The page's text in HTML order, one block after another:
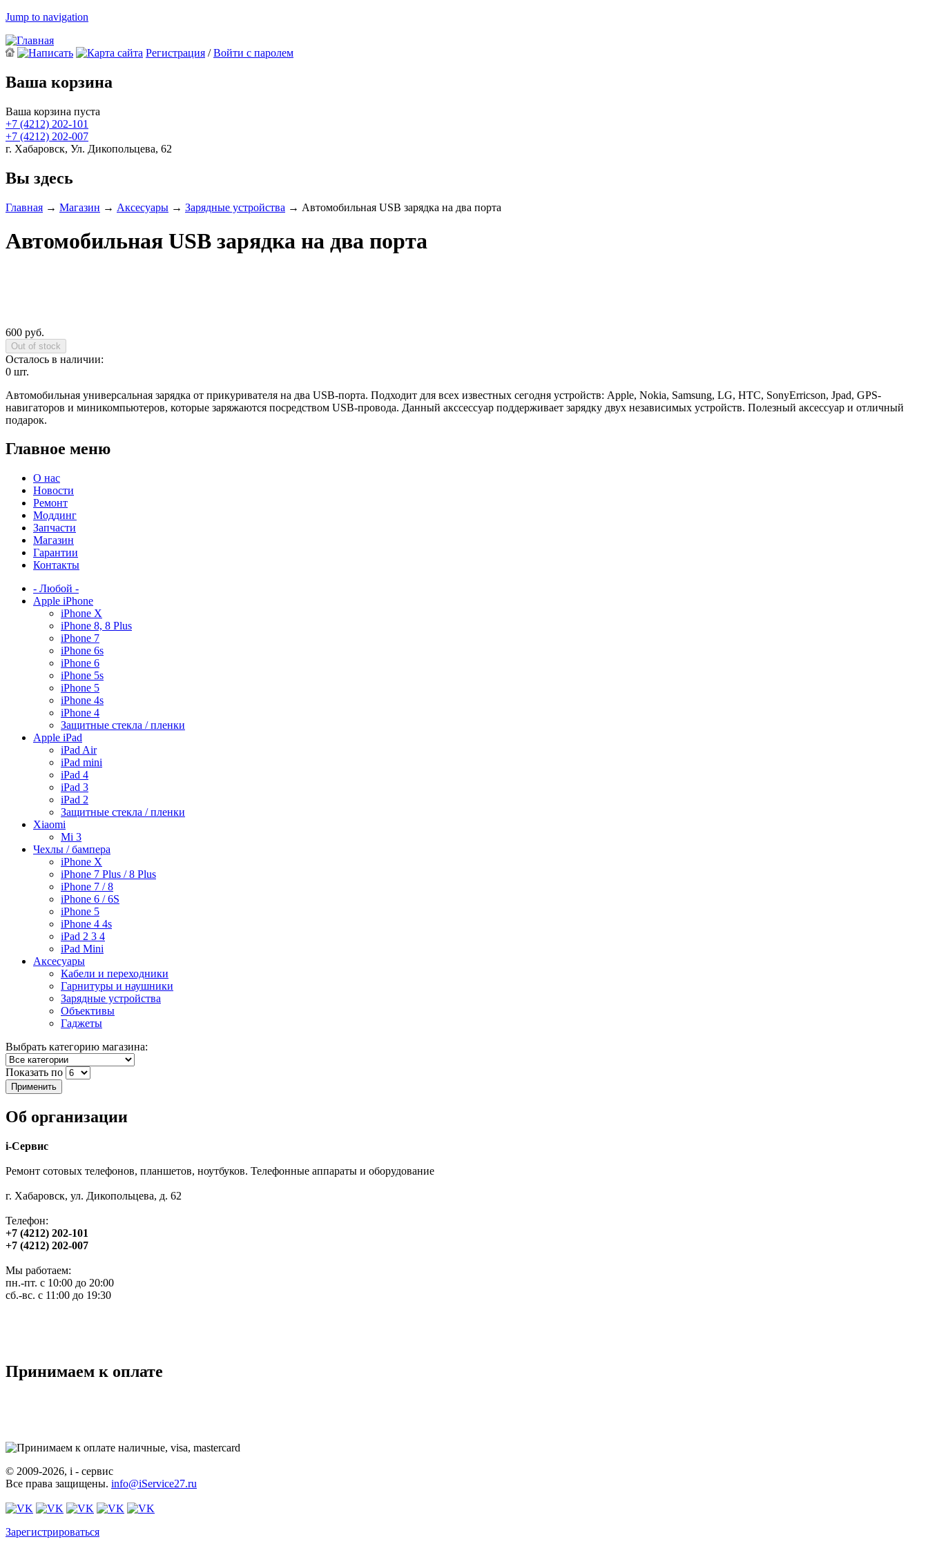
Jump to navigation
Регистрация /Войти с паролем
Ваша корзина
Ваша корзина пуста
+7 (4212) 202-101
+7 (4212) 202-007
г. Хабаровск, Ул. Дикопольцева, 62
Вы здесь
Главная → Магазин → Аксесуары → Зарядные устройства → Автомобильная USB зарядка на два порта
Автомобильная USB зарядка на два порта
600 руб.
Осталось в наличии:
0 шт.
Автомобильная универсальная зарядка от прикуривателя на два USB-порта. Подходит для всех известных сегодня устройств: Apple, Nokia, Samsung, LG, HTC, SonyErricson, Jpad, GPS-
навигаторов и миникомпьютеров, которые заряжаются посредством USB-провода. Данный акссессуар поддерживает зарядку двух независимых устройств. Полезный аксессуар и отличный
подарок.
Главное меню
О нас
Новости
Ремонт
Моддинг
Запчасти
Магазин
Гарантии
Контакты
- Любой -
Apple iPhone
iPhone X
iPhone 8, 8 Plus
iPhone 7
iPhone 6s
iPhone 6
iPhone 5s
iPhone 5
iPhone 4s
iPhone 4
Защитные стекла / пленки
Apple iPad
iPad Air
iPad mini
iPad 4
iPad 3
iPad 2
Защитные стекла / пленки
Xiaomi
Mi 3
Чехлы / бампера
iPhone X
iPhone 7 Plus / 8 Plus
iPhone 7 / 8
iPhone 6 / 6S
iPhone 5
iPhone 4 4s
iPad 2 3 4
iPad Mini
Аксесуары
Кабели и переходники
Гарнитуры и наушники
Зарядные устройства
Объективы
Гаджеты
Выбрать категорию магазина:
Показать по
Об организации
i-Сервис
Ремонт сотовых телефонов, планшетов, ноутбуков. Телефонные аппараты и оборудование
г. Хабаровск, ул. Дикопольцева, д. 62
Телефон:
+7 (4212) 202-101
+7 (4212) 202-007
Мы работаем:
пн.-пт. с 10:00 до 20:00
сб.-вс. с 11:00 до 19:30
Принимаем к оплате
© 2009-2026, i - сервис
Все права защищены. info@iService27.ru
Зарегистрироваться